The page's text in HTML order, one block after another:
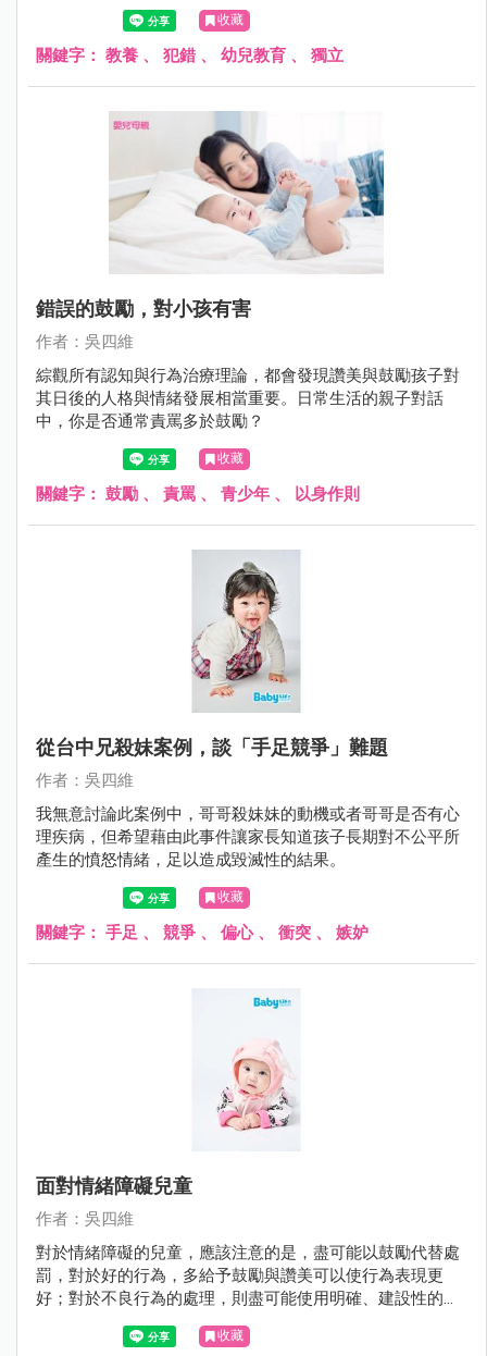
為合群的綿羊時，也因此出現適應上的困難。
收藏
關鍵字： 教養 、 犯錯、 幼兒教育 、 獨立
錯誤的鼓勵，對小孩有害
作者：吳四維
綜觀所有認知與行為治療理論，都會發現讚美與鼓勵孩子對
其日後的人格與情緒發展相當重要。日常生活的親子對話
中，你是否通常責罵多於鼓勵？
收藏
關鍵字： 鼓勵 、 責罵 、 青少年 、 以身作則
從台中兄殺妹案例，談「手足競爭」難題
作者：吳四維
我無意討論此案例中，哥哥殺妹妹的動機或者哥哥是否有心
理疾病，但希望藉由此事件讓家長知道孩子長期對不公平所
產生的憤怒情緒，足以造成毀滅性的結果。
收藏
關鍵字： 手足 、 競爭 、 偏心、 衝突 、 嫉妒
面對情緒障礙兒童
作者：吳四維
對於情緒障礙的兒童，應該注意的是，盡可能以鼓勵代替處
罰，對於好的行為，多給予鼓勵與讚美可以使行為表現更
好；對於不良行為的處理，則盡可能使用明確、建設性的用
語，避免情緒性的責罵。
收藏